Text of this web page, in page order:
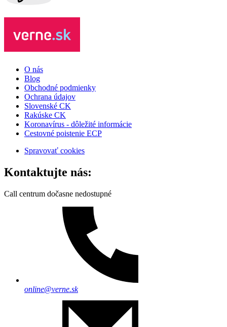
O nás
Blog
Obchodné podmienky
Ochrana údajov
Slovenské CK
Rakúske CK
Koronavírus - dôležité informácie
Cestovné poistenie ECP
Spravovať cookies
Kontaktujte nás:
Call centrum dočasne nedostupné
online@verne.sk